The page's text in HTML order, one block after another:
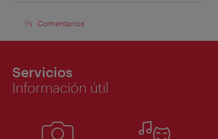
Comentarios
Comentarios
Servicios
Información útil